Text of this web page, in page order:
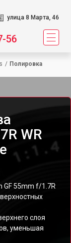
улица 8 Марта, 46
56
/ Полировка
WR
GF 55mm f/1.7R
слоя
уменьшая